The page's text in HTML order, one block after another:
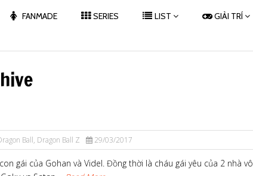
FANMADE SERIES LIST GIẢI TRÍ
Ball, Dragon Ball Z 29/03/2017
gái của Gohan và Videl. Đồng thời là cháu gái yêu của 2 nhà vô